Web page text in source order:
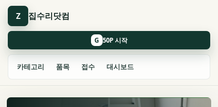
Z 집수리닷컴
카테고리 품목 접수 대시보드
G